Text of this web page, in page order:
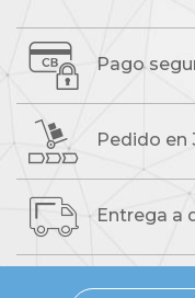
Pago
Pedido en
Entrega a